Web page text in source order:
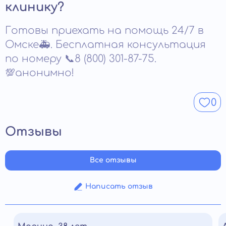
времени. Особенно важны длительное наблюдение и
отвыкание занимает значительно больше времени.
Острая тяга может сохраняться до нескольких
формируется только при длительной реабилитации
наркозависимых и активной работе с мотивацией.
клинику?
Готовы приехать на помощь 24/7 в
Омске🚑. Бесплатная консультация
по номеру 📞8 (800) 301-87-75.
💯анонимно!
0
Отзывы
Написать отзыв
Все отзывы